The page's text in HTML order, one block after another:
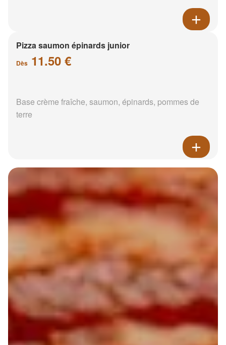
Pizza saumon épinards junior
Dès 11.50 €
Base crème fraîche, saumon, épinards, pommes de
terre